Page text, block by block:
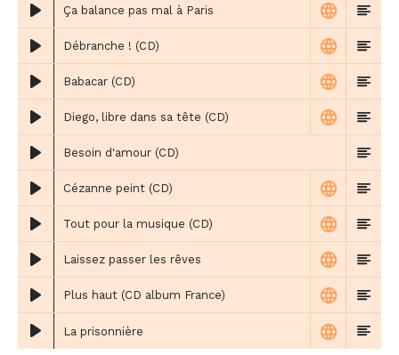
Ça balance pas mal à Paris
Débranche ! (CD)
Babacar (CD)
Diego, libre dans sa tête (CD)
Besoin d'amour (CD)
Cézanne peint (CD)
Tout pour la musique (CD)
Laissez passer les rêves
Plus haut (CD album France)
La prisonnière